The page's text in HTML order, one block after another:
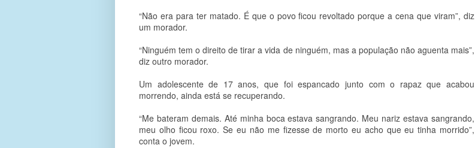
“Não era para ter matado. É que o povo ficou revoltado porque a cena que viram”, diz
um morador.
“Ninguém tem o direito de tirar a vida de ninguém, mas a população não aguenta mais”,
diz outro morador.
Um adolescente de 17 anos, que foi espancado junto com o rapaz que acabou
morrendo, ainda está se recuperando.
“Me bateram demais. Até minha boca estava sangrando. Meu nariz estava sangrando,
meu olho ficou roxo. Se eu não me fizesse de morto eu acho que eu tinha morrido”,
conta o jovem.